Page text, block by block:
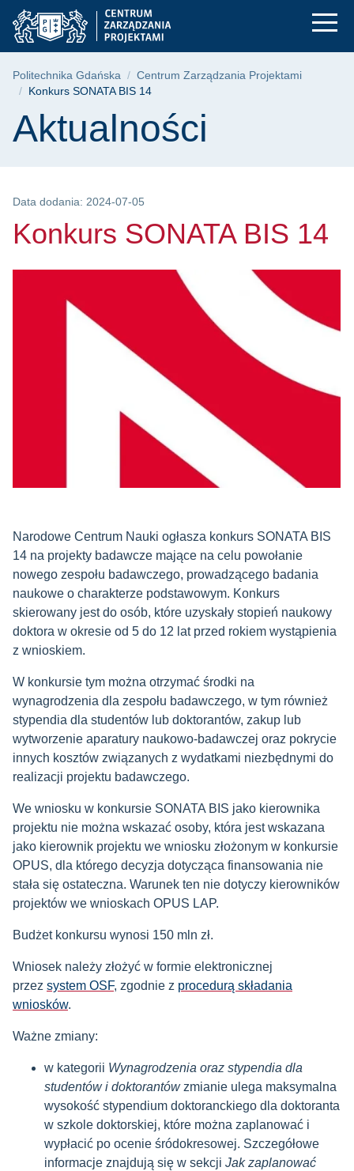
Przejdź
do
menu
Przejdź
do
wyszukiwarki
Przejdź
do
treści
Konkurs SONATA
Ścieżka nawigacyjna
Politechnika Gdańska
Centrum Zarządzania Projektami
Konkurs SONATA BIS 14
Treść strony
Aktualności
Data dodania: 2024-07-05
Konkurs SONATA BIS 14
Narodowe Centrum Nauki ogłasza konkurs SONATA BIS
14 na projekty badawcze mające na celu powołanie
nowego zespołu badawczego, prowadzącego badania
naukowe o charakterze podstawowym. Konkurs
skierowany jest do osób, które uzyskały stopień naukowy
doktora w okresie od 5 do 12 lat przed rokiem wystąpienia
z wnioskiem.
W konkursie tym można otrzymać środki na
wynagrodzenia dla zespołu badawczego, w tym również
stypendia dla studentów lub doktorantów, zakup lub
wytworzenie aparatury naukowo-badawczej oraz pokrycie
innych kosztów związanych z wydatkami niezbędnymi do
realizacji projektu badawczego.
We wniosku w konkursie SONATA BIS jako kierownika
projektu nie można wskazać osoby, która jest wskazana
jako kierownik projektu we wniosku złożonym w konkursie
OPUS, dla którego decyzja dotycząca finansowania nie
stała się ostateczna. Warunek ten nie dotyczy kierowników
projektów we wnioskach OPUS LAP.
Budżet konkursu wynosi 150 mln zł.
Wniosek należy złożyć w formie elektronicznej
przez system OSF, zgodnie z procedurą składania
wniosków.
Ważne zmiany:
w kategorii Wynagrodzenia oraz stypendia dla
studentów i doktorantówzmianie ulega maksymalna
wysokość stypendium doktoranckiego dla doktoranta
w szkole doktorskiej, które można zaplanować i
wypłacić po ocenie śródokresowej. Szczegółowe
informacje znajdują się w sekcji Jak zaplanować